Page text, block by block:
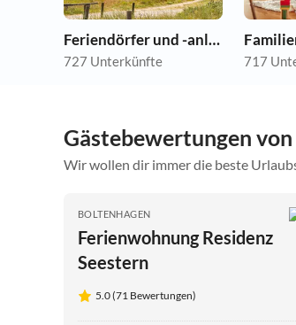
Feriendörfer und -anlagen
727 Unterkünfte 717
Gästebewertungen
Wir wollen dir immer die beste
BOLTENHAGEN
Ferienwohnung Residenz
Seestern
5.0 (71 Bewertungen)